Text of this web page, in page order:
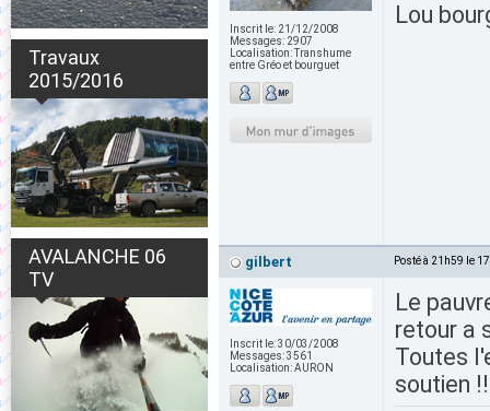
Travaux
2015/2016
AVALANCHE 06
TV
Inscrit le: 21/12/2008
Messages: 2907
Localisation:Transhume
entre Gréo et bourguet
Lou
gilbert Posté à 21h59 le
Inscrit le:30/03/2008
Messages:3561
Localisation:AURON
Le
retour a
Toutes
soutien